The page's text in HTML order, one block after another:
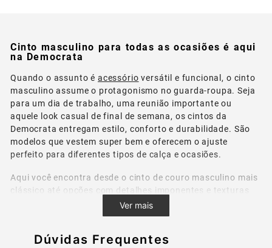
Cinto masculino para todas as ocasiões é aqui
na Democrata
Quando o assunto é acessório versátil e funcional, o cinto
masculino assume o protagonismo no guarda-roupa. Seja
para um dia de trabalho, uma reunião importante ou
aquele look casual de final de semana, os cintos da
Democrata entregam estilo, conforto e durabilidade. São
modelos que vestem super bem e oferecem o ajuste
perfeito para diferentes tipos de calça e ocasiões.
Aqui você encontra desde o cinto de couro masculino mais
clássico até opções com detalhes imponentes e texturas
diferenciadas, para quem gosta de fugir do óbvio. Tudo
com a qualidade que só a Democrata oferece,
Ver mais
Dúvidas Frequentes